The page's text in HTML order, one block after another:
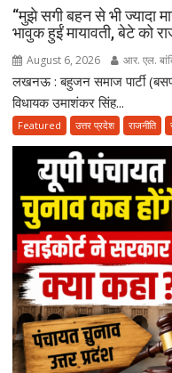
“मुझे सगी बहन से भी ज्यादा
भावुक हुईं मायावती, बेटे को
August 6, 2026 आर. एल.
लखनऊ : बहुजन समाज पार्टी
विधायक उमाशंकर सिंह...
Featured उत्तर प्रदेश राजनीति